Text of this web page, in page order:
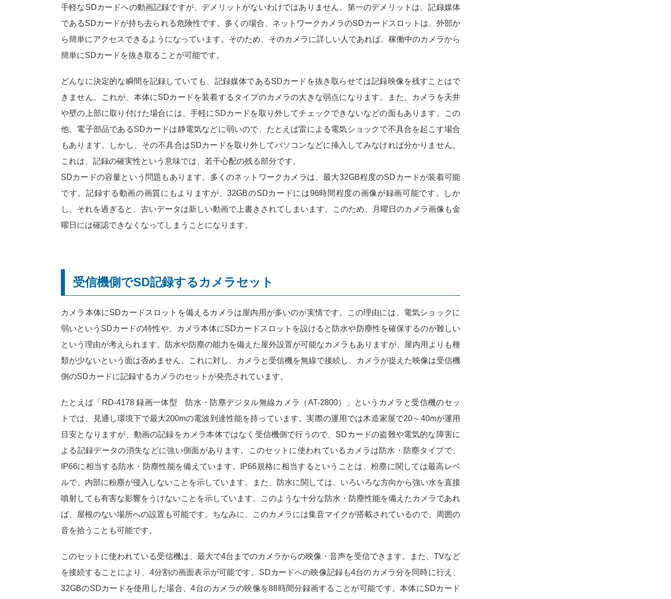
手軽なSDカードへの動画記録ですが、デメリットがないわけではありません。第一のデメリットは、記録媒体
であるSDカードが持ち去られる危険性です。多くの場合、ネットワークカメラのSDカードスロットは、外部か
ら簡単にアクセスできるようになっています。そのため、そのカメラに詳しい人であれば、稼働中のカメラから
簡単にSDカードを抜き取ることが可能です。
どんなに決定的な瞬間を記録していても、記録媒体であるSDカードを抜き取らせては記録映像を残すことはで
きません。これが、本体にSDカードを装着するタイプのカメラの大きな弱点になります。また、カメラを天井
や壁の上部に取り付けた場合には、手軽にSDカードを取り外してチェックできないなどの面もあります。この
他、電子部品であるSDカードは静電気などに弱いので、たとえば雷による電気ショックで不具合を起こす場合
もあります。しかし、その不具合はSDカードを取り外してパソコンなどに挿入してみなければ分かりません。
これは、記録の確実性という意味では、若干心配の残る部分です。
SDカードの容量という問題もあります。多くのネットワークカメラは、最大32GB程度のSDカードが装着可能
です。記録する動画の画質にもよりますが、32GBのSDカードには96時間程度の画像が録画可能です。しか
し、それを過ぎると、古いデータは新しい動画で上書きされてしまいます。このため、月曜日のカメラ画像も金
曜日には確認できなくなってしまうことになります。
受信機側でSD記録するカメラセット
カメラ本体にSDカードスロットを備えるカメラは屋内用が多いのが実情です。この理由には、電気ショックに
弱いというSDカードの特性や、カメラ本体にSDカードスロットを設けると防水や防塵性を確保するのが難しい
という理由が考えられます。防水や防塵の能力を備えた屋外設置が可能なカメラもありますが、屋内用よりも種
類が少ないという面は否めません。これに対し、カメラと受信機を無線で接続し、カメラが捉えた映像は受信機
側のSDカードに記録するカメラのセットが発売されています。
たとえば「RD-4178 録画一体型 防水・防塵デジタル無線カメラ（AT-2800）」というカメラと受信機のセッ
トでは、見通し環境下で最大200mの電波到達性能を持っています。実際の運用では木造家屋で20～40mが運用
目安となりますが、動画の記録をカメラ本体ではなく受信機側で行うので、SDカードの盗難や電気的な障害に
よる記録データの消失などに強い側面があります。このセットに使われているカメラは防水・防塵タイプで、
IP66に相当する防水・防塵性能を備えています。IP66規格に相当するということは、粉塵に関しては最高レベ
ルで、内部に粉塵が侵入しないことを示しています。また、防水に関しては、いろいろな方向から強い水を直接
噴射しても有害な影響をうけないことを示しています。このような十分な防水・防塵性能を備えたカメラであれ
ば、屋根のない場所への設置も可能です。ちなみに、このカメラには集音マイクが搭載されているので、周囲の
音を拾うことも可能です。
このセットに使われている受信機は、最大で4台までのカメラからの映像・音声を受信できます。また、TVなど
を接続することにより、4分割の画面表示が可能です。SDカードへの映像記録も4台のカメラ分を同時に行え、
32GBのSDカードを使用した場合、4台のカメラの映像を88時間分録画することが可能です。本体にSDカード